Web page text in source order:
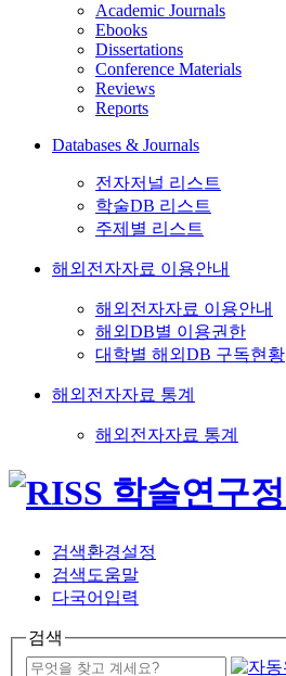
Academic Journals
Ebooks
Dissertations
Conference Materials
Reviews
Reports
Databases & Journals
전자저널 리스트
학술DB 리스트
주제별 리스트
해외전자자료 이용안내
해외전자자료 이용안내
해외DB별 이용권한
대학별 해외DB 구독현황
해외전자자료 통계
해외전자자료 통계
검색환경설정
검색도움말
다국어입력
검색